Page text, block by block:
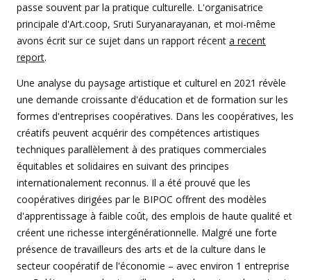
passe souvent par la pratique culturelle. L'organisatrice
principale d'Art.coop, Sruti Suryanarayanan, et moi-même
avons écrit sur ce sujet dans un rapport récent a recent
report.
Une analyse du paysage artistique et culturel en 2021 révèle
une demande croissante d'éducation et de formation sur les
formes d'entreprises coopératives. Dans les coopératives, les
créatifs peuvent acquérir des compétences artistiques
techniques parallèlement à des pratiques commerciales
équitables et solidaires en suivant des principes
internationalement reconnus. Il a été prouvé que les
coopératives dirigées par le BIPOC offrent des modèles
d'apprentissage à faible coût, des emplois de haute qualité et
créent une richesse intergénérationnelle. Malgré une forte
présence de travailleurs des arts et de la culture dans le
secteur coopératif de l'économie – avec environ 1 entreprise